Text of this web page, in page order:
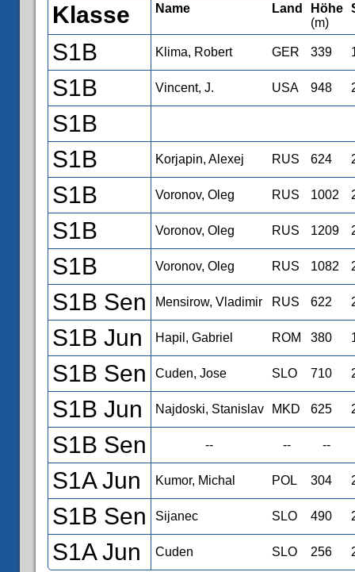
Klasse Name Land
Höhe
(m)
S1B Klima, Robert GER 339
S1B Vincent, J. USA 948
S1B
S1B
Korjapin, Alexej RUS 624
S1B Voronov, Oleg RUS 1002
S1B Voronov, Oleg RUS 1209
S1B Voronov, Oleg RUS 1082
S1B Sen Mensirow, Vladimir RUS 622
S1B Jun Hapil, Gabriel ROM 380
S1B Sen Cuden, Jose SLO 710
S1B Jun Najdoski, Stanislav MKD 625
S1B Sen -- -- --
S1A Jun Kumor, Michal POL 304
S1B Sen Sijanec SLO 490
S1A Jun Cuden SLO 256